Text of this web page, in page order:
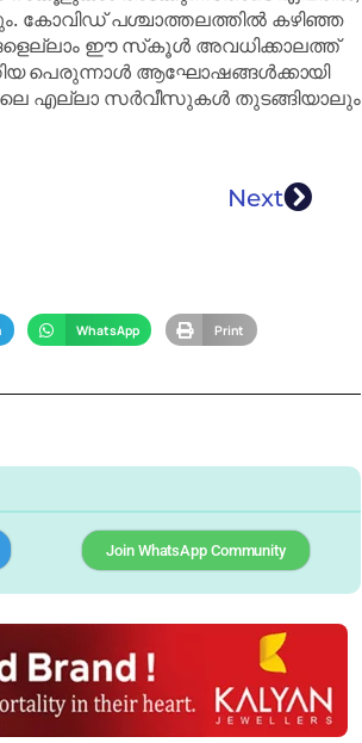
കോവിഡ് പശ്ചാത്തലത്തിൽ കഴിഞ്ഞ
ഈ സ്‌കൂൾ അവധിക്കാലത്ത്
പെരുന്നാൾ ആഘോഷങ്ങൾക്കായി
എല്ലാ സർവീസുകൾ തുടങ്ങിയാലും
Next
WhatsApp Print
Join WhatsApp Community